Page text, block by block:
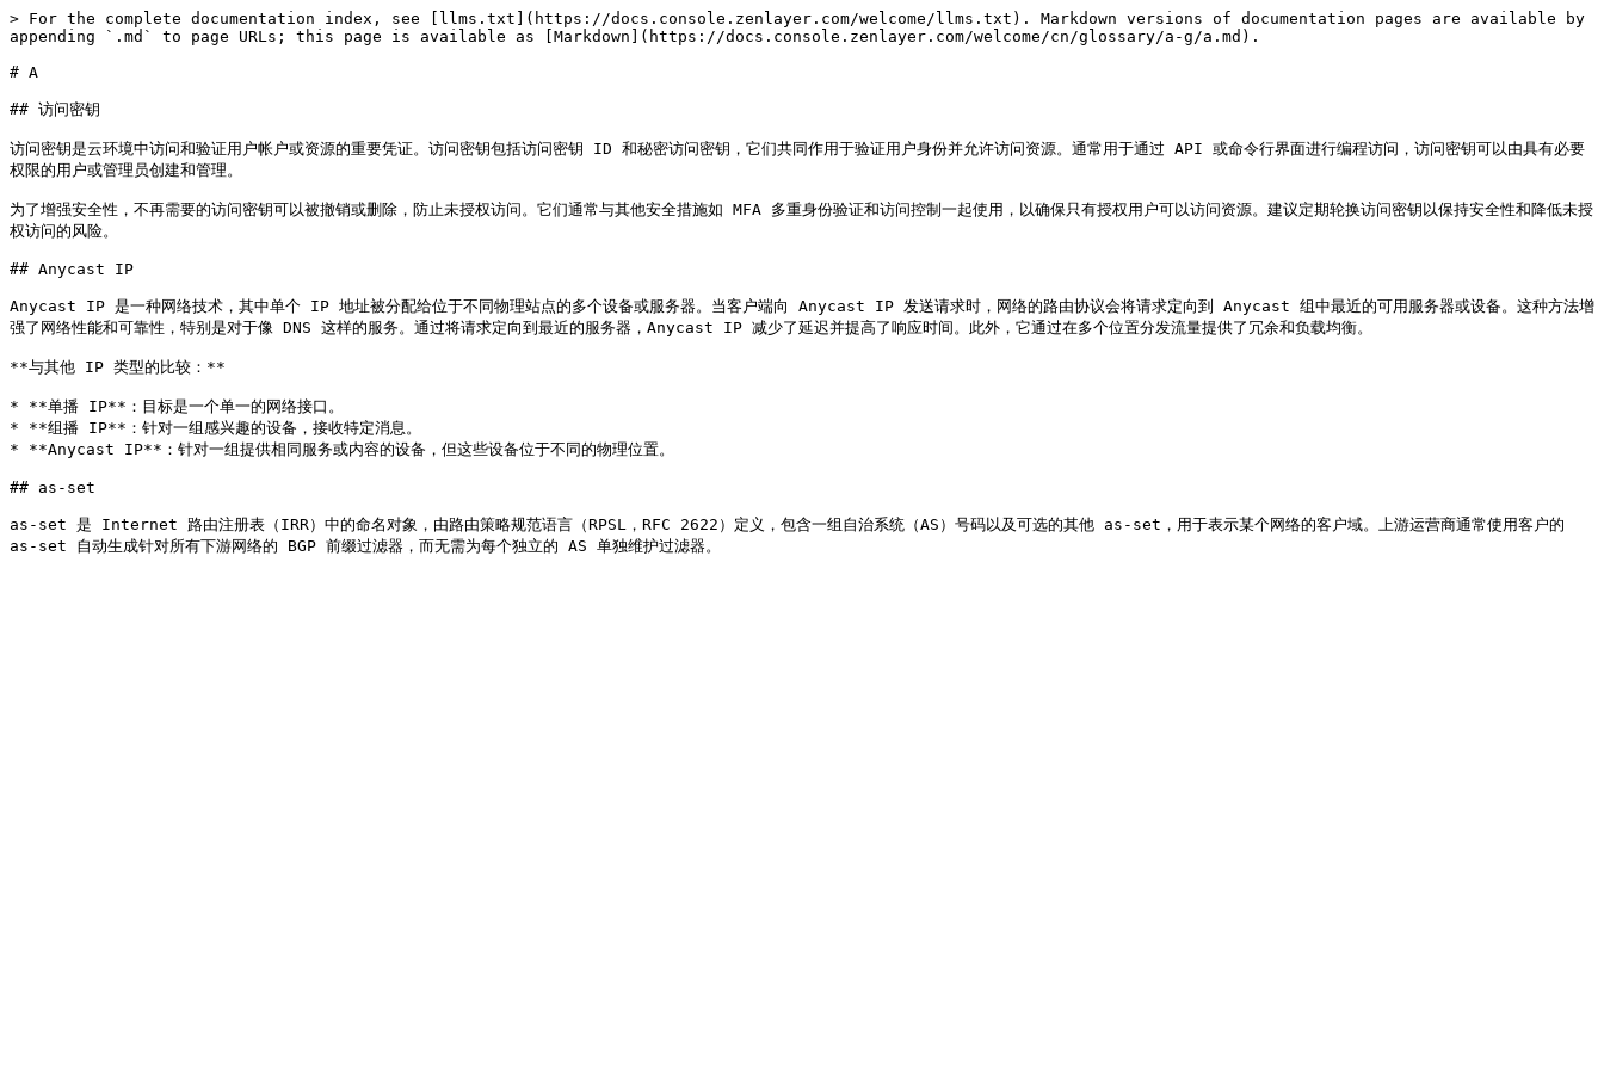
> For the complete documentation index, see [llms.txt](https://docs.console.zenlayer.com/welcome/llms.txt). Markdown versions of documentation pages are available by
appending `.md` to page URLs; this page is available as [Markdown](https://docs.console.zenlayer.com/welcome/cn/glossary/a-g/a.md).
# A
## 访问密钥
访问密钥是云环境中访问和验证用户帐户或资源的重要凭证。访问密钥包括访问密钥 ID 和秘密访问密钥，它们共同作用于验证用户身份并允许访问资源。通常用于通过 API 或命令行界面进行编程访问，访问密钥可以由具有必要
权限的用户或管理员创建和管理。
为了增强安全性，不再需要的访问密钥可以被撤销或删除，防止未授权访问。它们通常与其他安全措施如 MFA 多重身份验证和访问控制一起使用，以确保只有授权用户可以访问资源。建议定期轮换访问密钥以保持安全性和降低未授
权访问的风险。
## Anycast IP
Anycast IP 是一种网络技术，其中单个 IP 地址被分配给位于不同物理站点的多个设备或服务器。当客户端向 Anycast IP 发送请求时，网络的路由协议会将请求定向到 Anycast 组中最近的可用服务器或设备。这种方法增
强了网络性能和可靠性，特别是对于像 DNS 这样的服务。通过将请求定向到最近的服务器，Anycast IP 减少了延迟并提高了响应时间。此外，它通过在多个位置分发流量提供了冗余和负载均衡。
**与其他 IP 类型的比较：**
* **单播 IP**：目标是一个单一的网络接口。
* **组播 IP**：针对一组感兴趣的设备，接收特定消息。
* **Anycast IP**：针对一组提供相同服务或内容的设备，但这些设备位于不同的物理位置。
## as-set
as-set 是 Internet 路由注册表（IRR）中的命名对象，由路由策略规范语言（RPSL，RFC 2622）定义，包含一组自治系统（AS）号码以及可选的其他 as-set，用于表示某个网络的客户域。上游运营商通常使用客户的